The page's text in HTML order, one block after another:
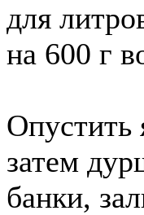
для
на 600 г
затем
банки,